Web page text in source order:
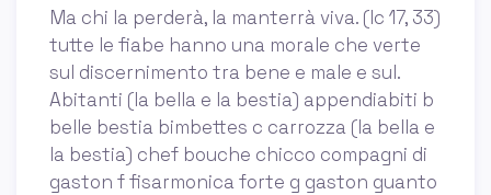
Ma chi la perderà, la manterrà viva. (lc 17, 33)
tutte le fiabe hanno una morale che verte
sul discernimento tra bene e male e sul.
Abitanti (la bella e la bestia) appendiabiti b
belle bestia bimbettes c carrozza (la bella e
la bestia) chef bouche chicco compagni di
gaston f fisarmonica forte g gaston guanto